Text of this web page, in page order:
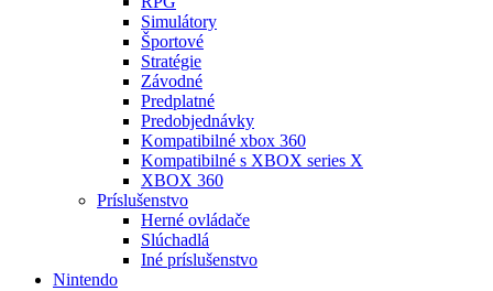
Simulátory
Športové
Stratégie
Závodné
Predplatné
Predobjednávky
Kompatibilné xbox 360
Kompatibilné s XBOX series X
XBOX 360
Príslušenstvo
Herné ovládače
Slúchadlá
Iné príslušenstvo
Nintendo